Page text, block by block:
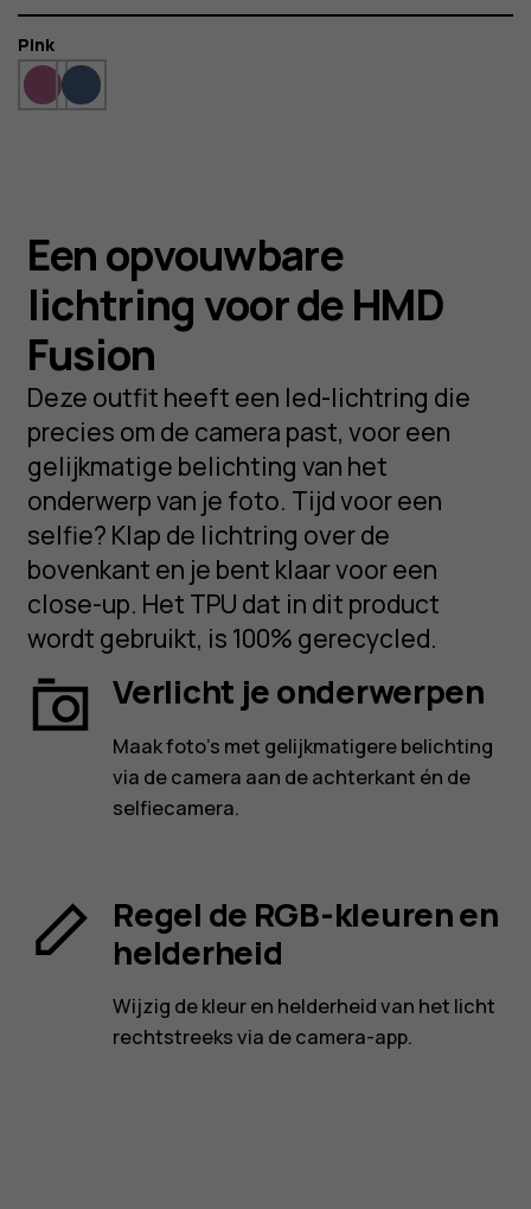
Kleur
Pink
Een opvouwbare
lichtring voor de HMD
Fusion
Deze outfit heeft een led-lichtring die
precies om de camera past, voor een
gelijkmatige belichting van het
onderwerp van je foto. Tijd voor een
selfie? Klap de lichtring over de
bovenkant en je bent klaar voor een
close-up. Het TPU dat in dit product
wordt gebruikt, is 100% gerecycled.
Verlicht je onderwerpen
Maak foto's met gelijkmatigere belichting
via de camera aan de achterkant én de
selfiecamera.
Regel de RGB-kleuren en
helderheid
Wijzig de kleur en helderheid van het licht
rechtstreeks via de camera-app.